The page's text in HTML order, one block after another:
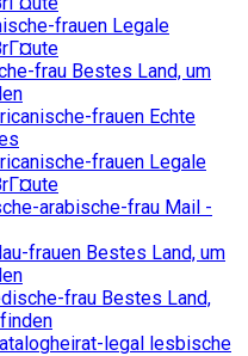
frauen Legale
frau Bestes Land, um
frauen Echte
frauen Legale
arabische-frau Mail -
frauen Bestes Land, um
frau Bestes Land,
legal lesbische